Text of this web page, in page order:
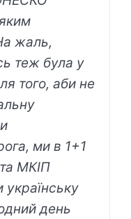
жаль,
теж була у
того, аби не
ми в 1+1
МКІП
день